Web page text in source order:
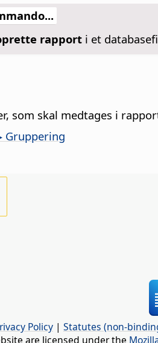
rapporti et
som skal medtages i
Gruppering
Policy | Statutes (non-
are licensed under the